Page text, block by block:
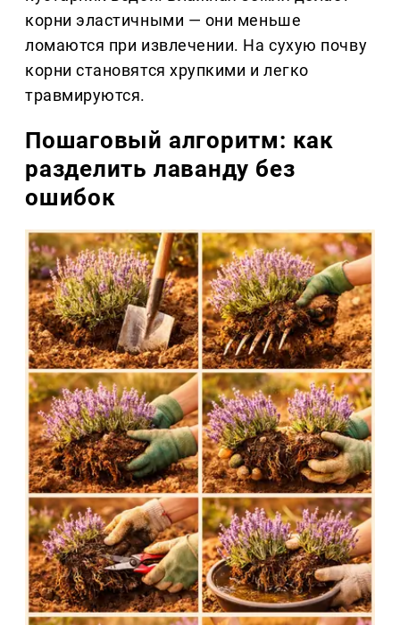
корни эластичными — они меньше
ломаются при извлечении. На сухую почву
корни становятся хрупкими и легко
травмируются.
Пошаговый алгоритм: как
разделить лаванду без
ошибок